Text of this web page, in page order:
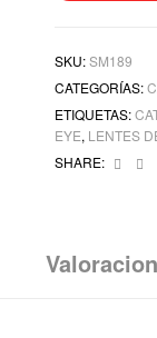
SKU:SM189
CATEGORÍAS:
ETIQUETAS:
EYE, LENTES
SHARE: